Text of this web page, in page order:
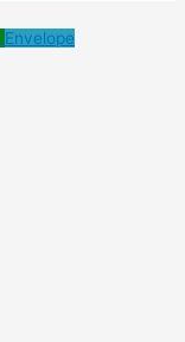
Envelope